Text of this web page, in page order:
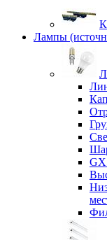
Лампы